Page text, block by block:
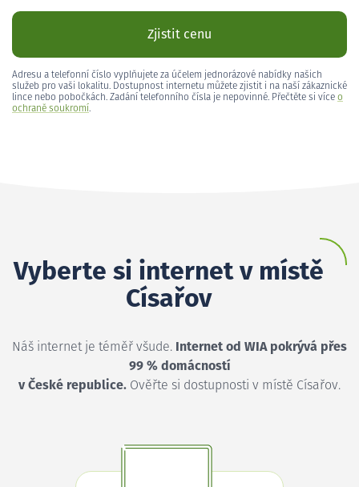
Zjistit cenu
Adresu a telefonní číslo vyplňujete za účelem jednorázové nabídky našich
služeb pro vaši lokalitu. Dostupnost internetu můžete zjistit i na naší zákaznické
lince nebo pobočkách. Zadání telefonního čísla je nepovinné. Přečtěte si více o
ochraně soukromí.
Vyberte si internet v místě
Císařov
Náš internet je téměř všude. Internet od WIA pokrývá přes
99 % domácností
v České republice. Ověřte si dostupnosti v místě Císařov.